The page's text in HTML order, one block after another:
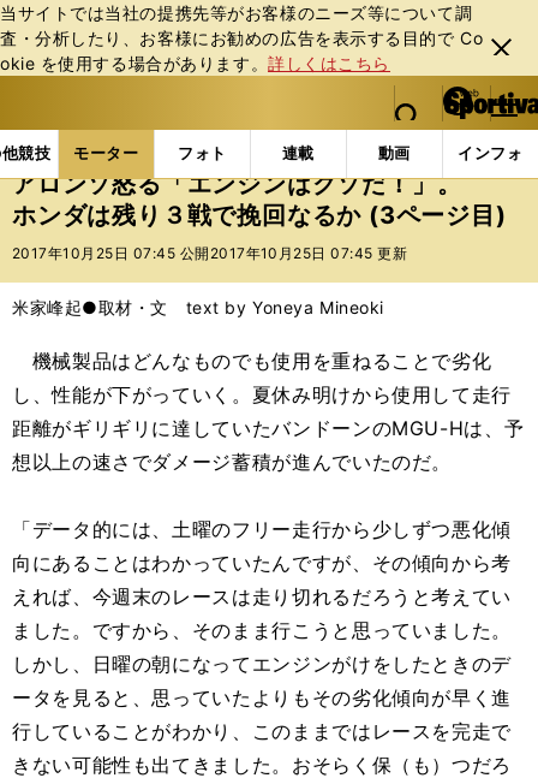
当サイトでは当社の提携先等がお客様のニーズ等について調
査・分析したり、お客様にお勧めの広告を表⽰する⽬的で Co
okie を使⽤する場合があります。詳しくはこちら
閉じ
る
web Sportiva (webスポルティーバ)
検索
マイペ
ー
ジ
メニュ
競技 モーター フォト 連載 動画 インフォ
b
ス
ポ
ル
バ
モーターの記事一覧 モーター F1 アロンソ怒る
アロンソ怒る「エンジンはクソだ！」。
ホンダは残り３戦で挽回なるか (3ページ目)
2017年10月25日 07:45 公開 2017年10月25日 07:45 更新
米家峰起●取材・文 text by Yoneya Mineoki
機械製品はどんなものでも使用を重ねることで劣化
し、性能が下がっていく。夏休み明けから使用して走行
距離がギリギリに達していたバンドーンのMGU-Hは、予
想以上の速さでダメージ蓄積が進んでいたのだ。
「データ的には、土曜のフリー走行から少しずつ悪化傾
向にあることはわかっていたんですが、その傾向から考
えれば、今週末のレースは走り切れるだろうと考えてい
ました。ですから、そのまま行こうと思っていました。
しかし、日曜の朝になってエンジンがけをしたときのデ
ータを見ると、思っていたよりもその劣化傾向が早く進
行していることがわかり、このままではレースを完走で
きない可能性も出てきました。おそらく保（も）つだろ